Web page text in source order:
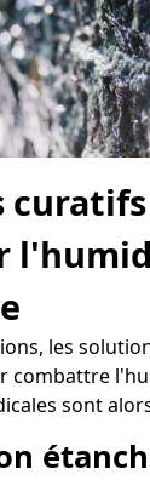
les
combattre
sont